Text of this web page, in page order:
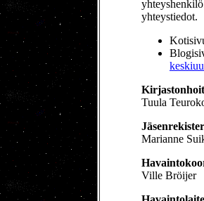
yhteystiedot.
Tuula
Marianne
Ville Bröijer